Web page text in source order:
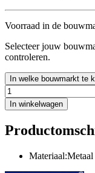
Voorraad in de
Selecteer jouw
controleren.
In welke bouwmarkt te
In winkelwagen
Materiaal:Metaal